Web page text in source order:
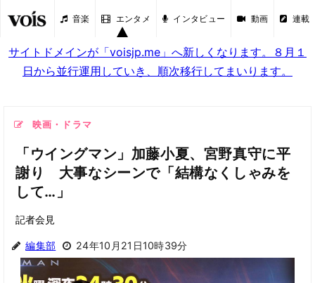
音楽 エンタメ インタビュー 動画 連載
サイトドメインが「voisjp.me」へ新しくなります。８月１
日から並行運用していき、順次移行してまいります。
映画・ドラマ
「ウイングマン」加藤小夏、宮野真守に平
謝り 大事なシーンで「結構なくしゃみを
して…」
記者会見
編集部 24年10月21日10時39分